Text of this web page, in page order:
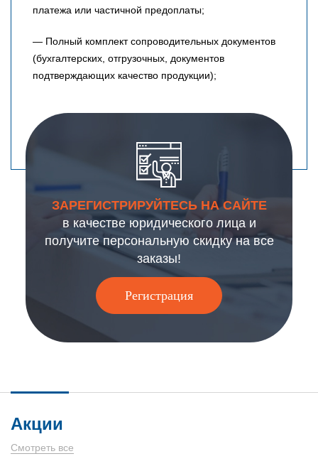
платежа или частичной предоплаты;
— Полный комплект сопроводительных документов
(бухгалтерских, отгрузочных, документов
подтверждающих качество продукции);
ЗАРЕГИСТРИРУЙТЕСЬ НА САЙТЕ
в качестве юридического лица и
получите персональную скидку на все
заказы!
Регистрация
Акции
Смотреть все